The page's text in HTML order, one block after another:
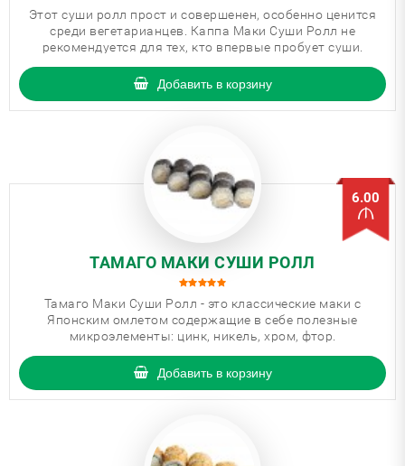
Этот суши ролл прост и совершенен, особенно ценится
среди вегетарианцев. Каппа Маки Суши Ролл не
рекомендуется для тех, кто впервые пробует суши.
Добавить в корзину
ТАМАГО МАКИ СУШИ РОЛЛ
6.00
Тамаго Маки Суши Ролл - это классические маки с
Японским омлетом содержащие в себе полезные
микроэлементы: цинк, никель, хром, фтор.
Добавить в корзину